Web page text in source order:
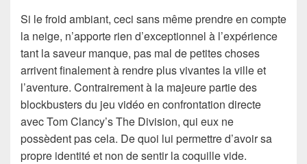
Si le froid ambiant, ceci sans même prendre en compte
la neige, n’apporte rien d’exceptionnel à l’expérience
tant la saveur manque, pas mal de petites choses
arrivent finalement à rendre plus vivantes la ville et
l’aventure. Contrairement à la majeure partie des
blockbusters du jeu vidéo en confrontation directe
avec Tom Clancy’s The Division, qui eux ne
possèdent pas cela. De quoi lui permettre d’avoir sa
propre identité et non de sentir la coquille vide.